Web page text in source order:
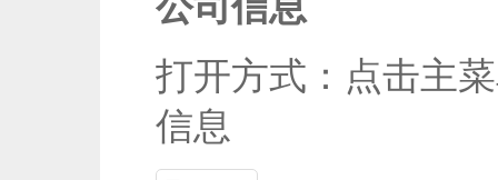
打开方式：点击
信息